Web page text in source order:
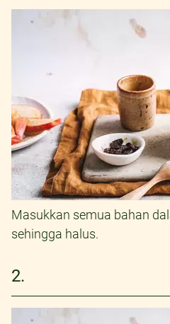
Masukkan semua bahan
sehingga halus.
2.